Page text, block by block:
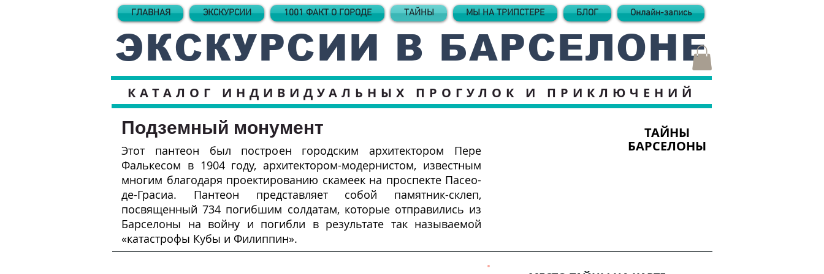
ГЛАВНАЯ ЭКСКУРСИИ 1001 ФАКТ О ГОРОДЕ ТАЙНЫ МЫ НА ТРИПСТЕРЕ БЛОГ Онлайн-запись
ЭКСКУРСИИ В БАРСЕЛОНЕ
КАТАЛОГ ИНДИВИДУАЛЬНЫХ ПРОГУЛОК И ПРИКЛЮЧЕНИЙ
Подземный монумент
Этот пантеон был построен городским архитектором Пере
Фалькесом в 1904 году, архитектором-модернистом, известным
многим благодаря проектированию скамеек на проспекте Пасео-
де-Грасиа. Пантеон представляет собой памятник-склеп,
посвященный 734 погибшим солдатам, которые отправились из
Барселоны на войну и погибли в результате так называемой
«катастрофы Кубы и Филиппин».
ТАЙНЫ
БАРСЕЛОНЫ